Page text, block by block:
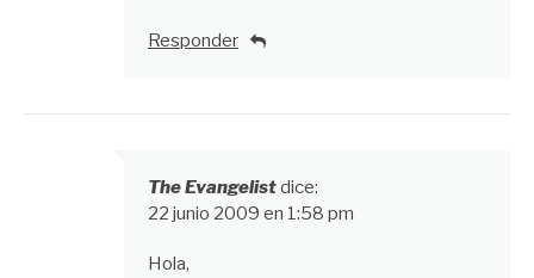
Responder
The Evangelistdice:
22 junio 2009 en 1:58 pm
Hola,